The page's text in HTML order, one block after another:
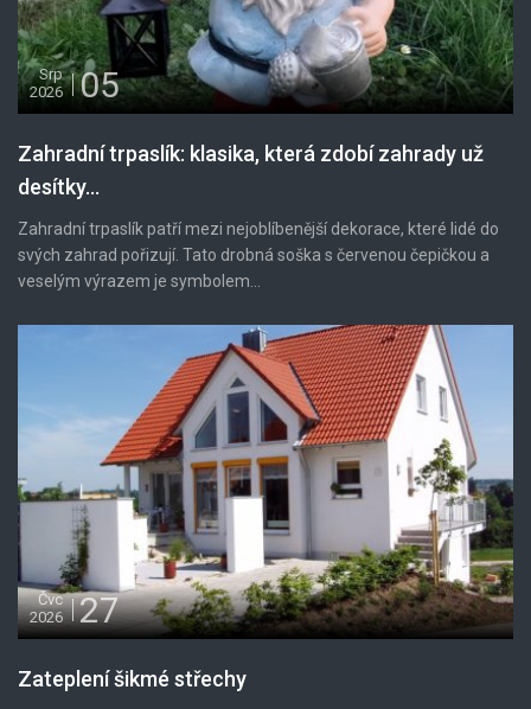
Srp
2026
05
Zahradní trpaslík: klasika, která zdobí zahrady už
desítky...
Zahradní trpaslík patří mezi nejoblíbenější dekorace, které lidé do
svých zahrad pořizují. Tato drobná soška s červenou čepičkou a
veselým výrazem je symbolem...
Čvc
2026
27
Zateplení šikmé střechy